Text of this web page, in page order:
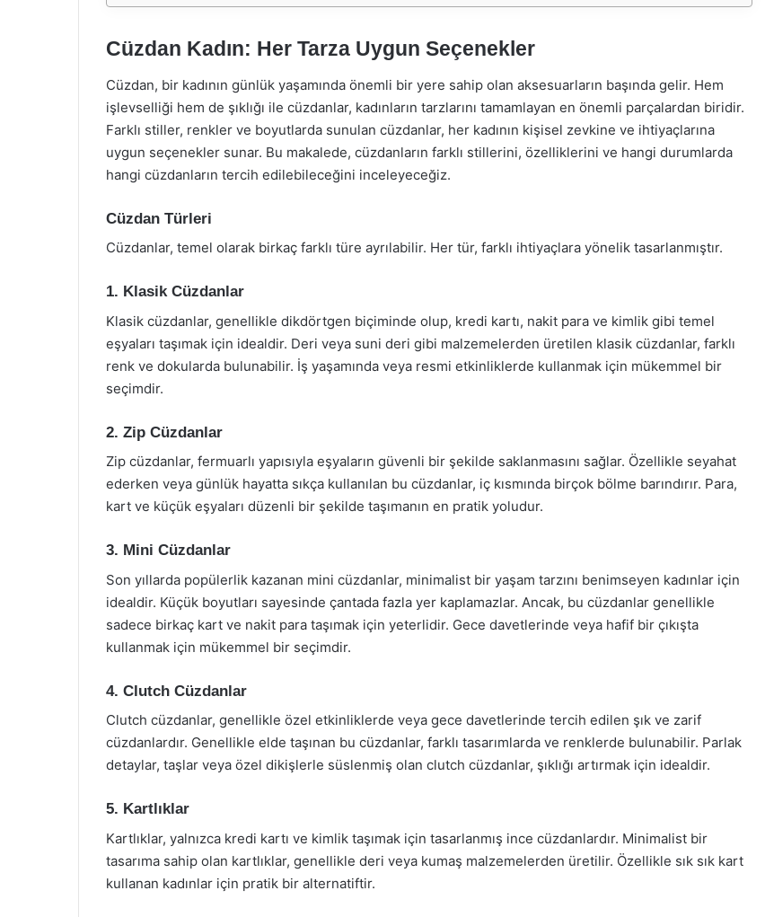
Cüzdan Kadın: Her Tarza Uygun Seçenekler
Cüzdan, bir kadının günlük yaşamında önemli bir yere sahip olan aksesuarların başında gelir. Hem
işlevselliği hem de şıklığı ile cüzdanlar, kadınların tarzlarını tamamlayan en önemli parçalardan biridir.
Farklı stiller, renkler ve boyutlarda sunulan cüzdanlar, her kadının kişisel zevkine ve ihtiyaçlarına
uygun seçenekler sunar. Bu makalede, cüzdanların farklı stillerini, özelliklerini ve hangi durumlarda
hangi cüzdanların tercih edilebileceğini inceleyeceğiz.
Cüzdan Türleri
Cüzdanlar, temel olarak birkaç farklı türe ayrılabilir. Her tür, farklı ihtiyaçlara yönelik tasarlanmıştır.
1. Klasik Cüzdanlar
Klasik cüzdanlar, genellikle dikdörtgen biçiminde olup, kredi kartı, nakit para ve kimlik gibi temel
eşyaları taşımak için idealdir. Deri veya suni deri gibi malzemelerden üretilen klasik cüzdanlar, farklı
renk ve dokularda bulunabilir. İş yaşamında veya resmi etkinliklerde kullanmak için mükemmel bir
seçimdir.
2. Zip Cüzdanlar
Zip cüzdanlar, fermuarlı yapısıyla eşyaların güvenli bir şekilde saklanmasını sağlar. Özellikle seyahat
ederken veya günlük hayatta sıkça kullanılan bu cüzdanlar, iç kısmında birçok bölme barındırır. Para,
kart ve küçük eşyaları düzenli bir şekilde taşımanın en pratik yoludur.
3. Mini Cüzdanlar
Son yıllarda popülerlik kazanan mini cüzdanlar, minimalist bir yaşam tarzını benimseyen kadınlar için
idealdir. Küçük boyutları sayesinde çantada fazla yer kaplamazlar. Ancak, bu cüzdanlar genellikle
sadece birkaç kart ve nakit para taşımak için yeterlidir. Gece davetlerinde veya hafif bir çıkışta
kullanmak için mükemmel bir seçimdir.
4. Clutch Cüzdanlar
Clutch cüzdanlar, genellikle özel etkinliklerde veya gece davetlerinde tercih edilen şık ve zarif
cüzdanlardır. Genellikle elde taşınan bu cüzdanlar, farklı tasarımlarda ve renklerde bulunabilir. Parlak
detaylar, taşlar veya özel dikişlerle süslenmiş olan clutch cüzdanlar, şıklığı artırmak için idealdir.
5. Kartlıklar
Kartlıklar, yalnızca kredi kartı ve kimlik taşımak için tasarlanmış ince cüzdanlardır. Minimalist bir
tasarıma sahip olan kartlıklar, genellikle deri veya kumaş malzemelerden üretilir. Özellikle sık sık kart
kullanan kadınlar için pratik bir alternatiftir.